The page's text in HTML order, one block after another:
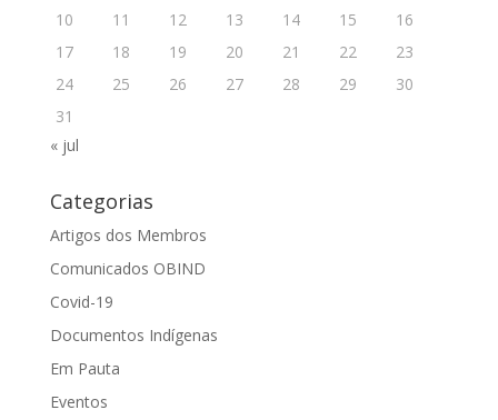
10
11 12 13 14 15
16
17
18 19 20 21 22
23
24
25 26 27 28 29
30
31
« jul
Categorias
Artigos dos Membros
Comunicados OBIND
Covid-19
Documentos Indígenas
Em Pauta
Eventos